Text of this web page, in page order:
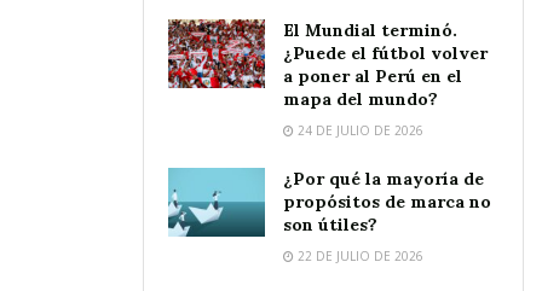
El Mundial terminó.
¿Puede el fútbol volver
a poner al Perú en el
mapa del mundo?
24 DE JULIO DE 2026
¿Por qué la mayoría de
propósitos de marca no
son útiles?
22 DE JULIO DE 2026